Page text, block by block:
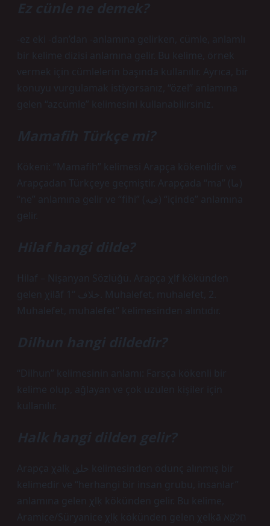
Ez cünle ne demek?
-ez eki -dan’dan -anlamına gelirken, cümle, anlamlı
bir kelime dizisi anlamına gelir. Bu kelime, örnek
vermek için cümlelerin başında kullanılır. Ayrıca, bir
konuyu vurgulamak istiyorsanız, “özel” anlamına
gelen “azcümle” kelimesini kullanabilirsiniz.
Mamafih Türkçe mi?
Kökeni: “Mamafih” kelimesi Arapça kökenlidir ve
Arapçadan Türkçeye geçmiştir. Arapçada “ma” (ما)
“ne” anlamına gelir ve “fihi” (فيه) “içinde” anlamına
gelir.
Hilaf hangi dilde?
Hilaf – Nişanyan Sözlüğü. Arapça χlf kökünden
gelen χilāf خلاف “1. Muhalefet, muhalefet, 2.
Muhalefet, muhalefet” kelimesinden alıntıdır.
Dilhun hangi dildedir?
“Dilhun” kelimesinin anlamı: Farsça kökenli bir
kelime olup, ağlayan ve çok üzülen kişiler için
kullanılır.
Halk hangi dilden gelir?
Arapça χalḳ خلق kelimesinden ödünç alınmış bir
kelimedir ve “herhangi bir insan grubu, insanlar”
anlamına gelen χlḳ kökünden gelir. Bu kelime,
Aramice/Süryanice χlḳ kökünden gelen χelḳā חֶלְקָא